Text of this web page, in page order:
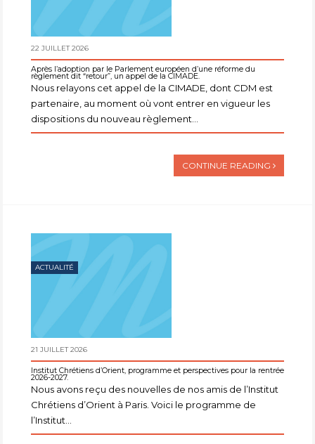
22 JUILLET 2026
Après l’adoption par le Parlement européen d’une réforme du
règlement dit “retour”, un appel de la CIMADE.
Nous relayons cet appel de la CIMADE, dont CDM est
partenaire, au moment où vont entrer en vigueur les
dispositions du nouveau règlement...
CONTINUE READING
ACTUALITÉ
21 JUILLET 2026
Institut Chrétiens d’Orient, programme et perspectives pour la rentrée
2026-2027.
Nous avons reçu des nouvelles de nos amis de l’Institut
Chrétiens d’Orient à Paris. Voici le programme de
l’Institut...